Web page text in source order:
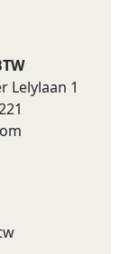
Lelylaan 1